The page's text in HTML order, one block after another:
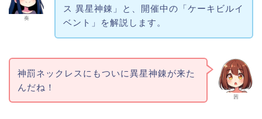
奏
ス 異星神錬」と、開催中の「ケーキビルイ
ベント」を解説します。
茜
神罰ネックレスにもついに異星神錬が来た
んだね！